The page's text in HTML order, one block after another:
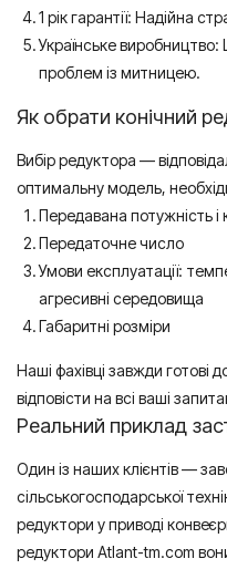
1 рік гарантії: Надійна
Українське виробництво:
проблем із митницею.
Як обрати конічний
Вибір редуктора —
оптимальну модель,
Передавана потужність
Передаточне число
Умови експлуатації:
агресивні середовища
Габаритні розміри
Наші фахівці завжди готові
відповісти на всі ваші
Реальний приклад
Один із наших клієнтів —
сільськогосподарської
редуктори у приводі
редуктори Atlant-tm.com